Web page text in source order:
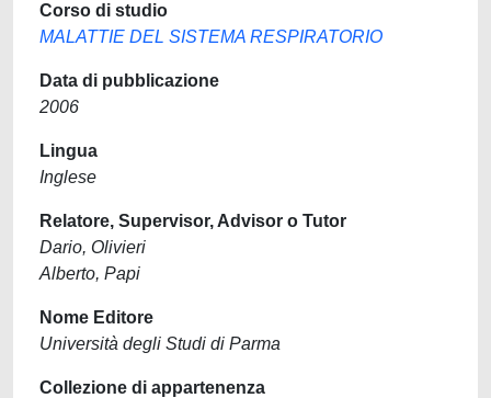
Corso di studio
MALATTIE DEL SISTEMA RESPIRATORIO
Data di pubblicazione
2006
Lingua
Inglese
Relatore, Supervisor, Advisor o Tutor
Dario, Olivieri
Alberto, Papi
Nome Editore
Università degli Studi di Parma
Collezione di appartenenza